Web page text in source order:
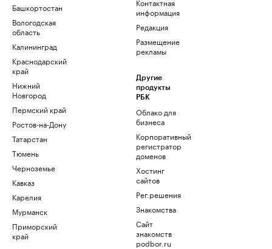
Башкортостан
Вологодская
область
Калининград
Краснодарский
край
Нижний
Новгород
Пермский край
Ростов-на-Дону
Татарстан
Тюмень
Черноземье
Кавказ
Карелия
Мурманск
Приморский
край
информация
Редакция
Размещение
рекламы
Другие
продукты
РБК
Облако для
бизнеса
Корпоративный
регистратор
доменов
Хостинг
сайтов
Рег.решения
Знакомства
Сайт
знакомств
podbor.ru